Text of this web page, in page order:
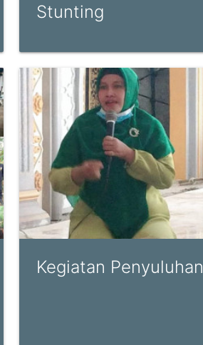
Stunting
Kegiatan Penyuluhan